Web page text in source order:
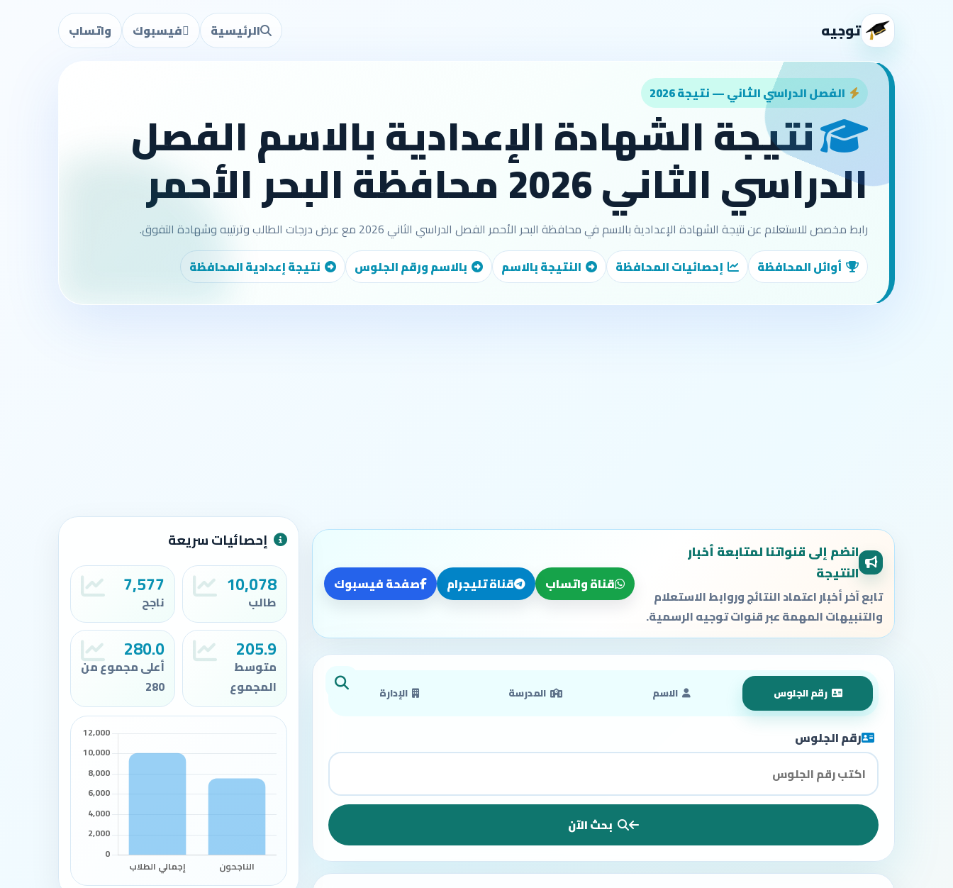
توجيه الرئيسية فيسبوك واتساب
الفصل الدراسي الثاني — نتيجة 2026
نتيجة الشهادة الإعدادية بالاسم الفصل
الدراسي الثاني 2026 محافظة البحر الأحمر
رابط مخصص للاستعلام عن نتيجة الشهادة الإعدادية بالاسم في محافظة البحر الأحمر الفصل الدراسي الثاني 2026 مع عرض درجات الطالب وترتيبه وشهادة التفوق.
أوائل المحافظة
إحصائيات المحافظة النتيجة بالاسم بالاسم ورقم الجلوس نتيجة إعدادية المحافظة
انضم إلى قنواتنا لمتابعة أخبار
النتيجة
تابع آخر أخبار اعتماد النتائج وروابط الاستعلام
والتنبيهات المهمة عبر قنوات توجيه الرسمية.
قناة واتساب قناة تليجرام صفحة فيسبوك
رقم الجلوس الاسم المدرسة الإدارة
رقم الجلوس
بحث الآن
إحصائيات سريعة
10,078
طالب
7,577
ناجح
205.9
متوسط
المجموع
280.0
أعلى مجموع من
280